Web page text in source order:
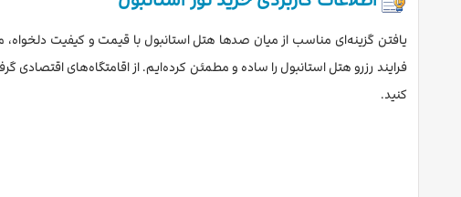
یافتن گزینه‌ای مناسب از میان صدها هتل استانبول با قیمت و کیفیت دلخواه،
فرایند رزرو هتل استانبول را ساده و مطمئن کرده‌ایم. از اقامتگاه‌های اقتصادی
کنید.